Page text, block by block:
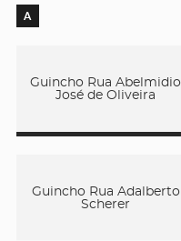
A
Guincho Rua Abelmidio
José de Oliveira
Guincho Rua Adalberto
Scherer